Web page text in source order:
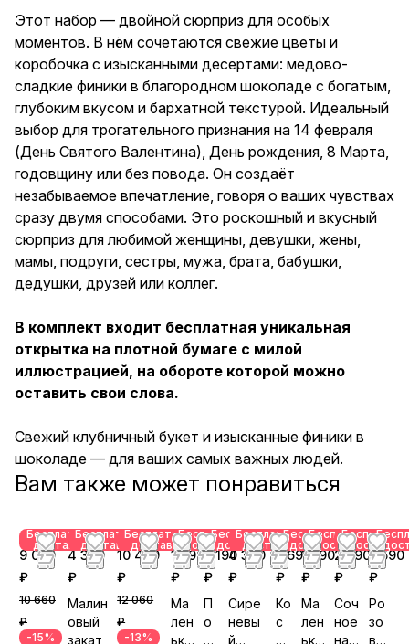
незабываемое впечатление,
говоря о ваших чувствах сразу
двумя способами. Это
роскошный и вкусный сюрприз
для любимой женщины,
девушки, жены, мамы,
подруги, сестры, мужа, брата,
бабушки, дедушки, друзей или
коллег. В комплект входит
бесплатная уникальная
открытка на плотной бумаге с
обороте которой можно
оставить свои слова. Свежий
клубничный букет и
изысканные финики в
шоколаде — для ваших самых
Этот набор — двойной сюрприз для особых
моментов. В нём сочетаются свежие цветы и
коробочка с изысканными десертами: медово-
сладкие финики в благородном шоколаде с богатым,
глубоким вкусом и бархатной текстурой. Идеальный
выбор для трогательного признания на 14 февраля
(День Святого Валентина), День рождения, 8 Марта,
годовщину или без повода. Он создаёт
незабываемое впечатление, говоря о ваших чувствах
сразу двумя способами. Это роскошный и вкусный
сюрприз для любимой женщины, девушки, жены,
мамы, подруги, сестры, мужа, брата, бабушки,
дедушки, друзей или коллег.
В комплект входит бесплатная уникальная
открытка на плотной бумаге с милой
иллюстрацией, на обороте которой можно
оставить свои слова.
Свежий клубничный букет и изысканные финики в
шоколаде — для ваших самых важных людей.
Вам также может понравиться
Бесплатная
доставка
9 070
₽
10 660
₽
-15%
Бесплатная
доставка
4 390
₽
Малин
овый
закат
Бесплатная
доставка
10 470
₽
12 060
₽
-13%
Бесплатная
доставка
1 390
₽
Ма
лен
ько
Бесплатная
доставка
2 190
₽
П
о
ц
Бесплатная
доставка
4 390
₽
Сире
невы
й
Бесплатная
доставка
5 690
₽
Ко
с
м
Бесплатная
доставка
1 390
₽
Ма
лен
ько
Бесплатная
доставка
2 890
₽
Соч
ное
нас
2 590
₽
Ро
зо
ва